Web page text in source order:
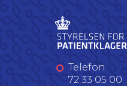
Telefon
72 33 05 00